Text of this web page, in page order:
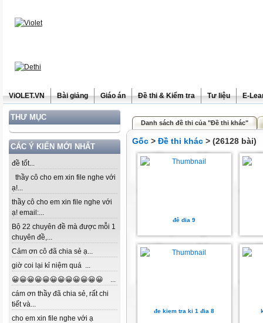
ViOLET.VN Bài giảng Giáo án Đề thi & Kiểm tra Tư liệu E-
THƯ MỤC
CÁC Ý KIẾN MỚI NHẤT
đề tốt...
thầy cô cho em xin file nghe với
ạ!...
thầy cô cho em xin file nghe với
ạ! email:...
Bộ 22 chuyên đề mà được mỗi 1
chuyên đề,...
Cảm ơn cô đã chia sẻ ạ...
giờ coi lại kỉ niệm quá ...
😀😀😀😀😀😀😀😀😀😀😀😀 ...
cám ơn thầy đã chia sẻ, rất chi
tiết và...
cho em xin file nghe với ạ
Danh sách đề thi của "Đề thi khác"
Gốc > Đề thi khác > (26128 bài)
đê dia 9
đe kiem tra ki 1 đia 8